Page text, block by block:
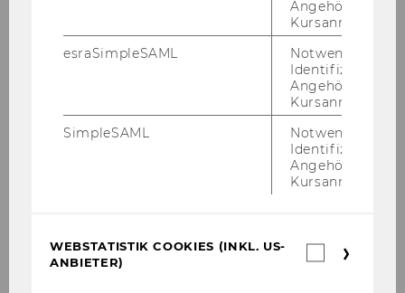
Institut für Wirtschaftspädagogik
Lehre
Angehörige/r für
Kursanmeldung.
esraSimpleSAML
Notwendig zur
Identifizierung
Angehörige/r für
Kursanmeldung.
SimpleSAML
Notwendig zur
Identifizierung
Angehörige/r für
Kursanmeldung.
WEBSTATISTIK COOKIES (INKL. US-
ANBIETER)